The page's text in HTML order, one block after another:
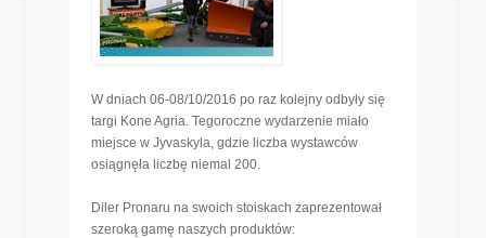
W dniach 06-08/10/2016 po raz kolejny odbyły się
targi Kone Agria. Tegoroczne wydarzenie miało
miejsce w Jyvaskyla, gdzie liczba wystawców
osiągnęła liczbę niemal 200.
Diler Pronaru na swoich stoiskach zaprezentował
szeroką gamę naszych produktów: